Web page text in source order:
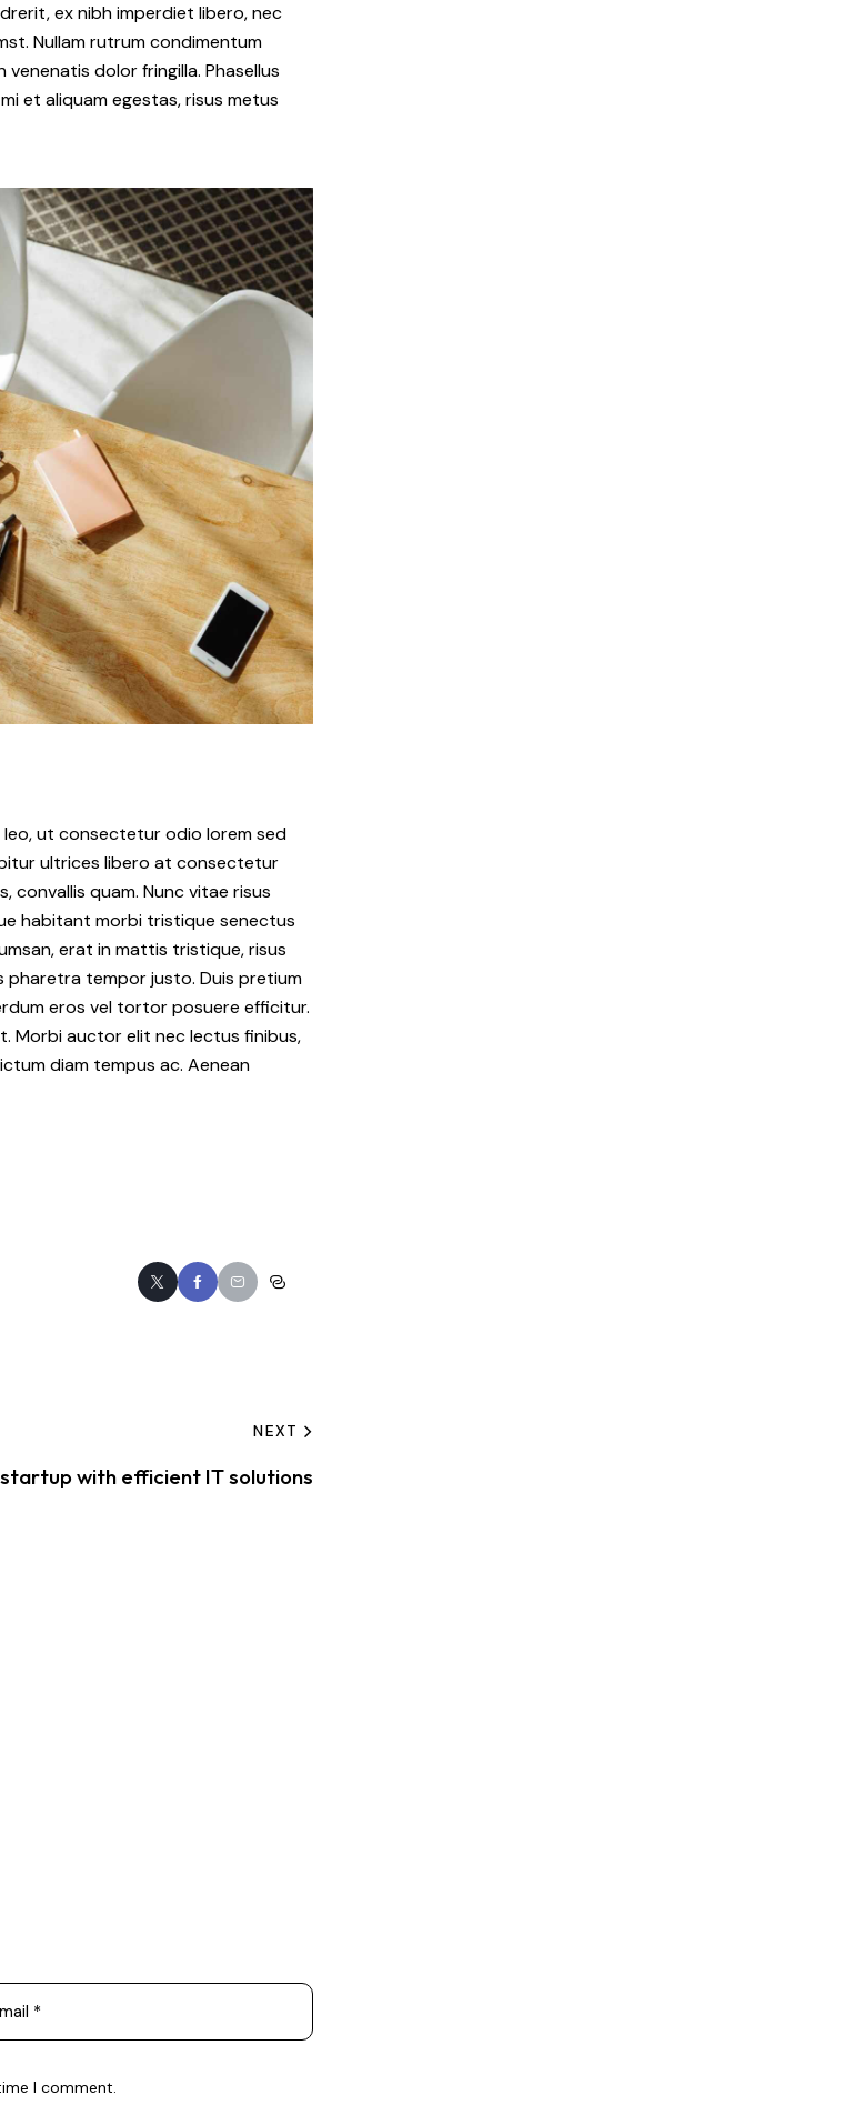
ex nibh imperdiet libero, nec
Nullam rutrum condimentum
dolor fringilla. Phasellus
et aliquam egestas, risus metus
leo, ut consectetur odio lorem sed
ultrices libero at consectetur
convallis quam. Nunc vitae risus
habitant morbi tristique senectus
erat in mattis tristique, risus
pharetra tempor justo. Duis pretium
eros vel tortor posuere efficitur.
Morbi auctor elit nec lectus finibus,
diam tempus ac. Aenean
NEXT
with efficient IT solutions
I comment.